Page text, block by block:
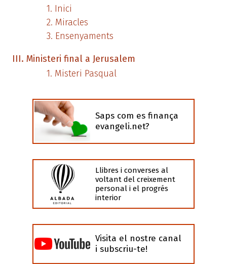
Inici
Miracles
Ensenyaments
Ministeri final a Jerusalem
Misteri Pasqual
Saps com es finança
evangeli.net?
Llibres i converses al
voltant del creixement
personal i el progrés
interior
Visita el nostre canal
i subscriu-te!